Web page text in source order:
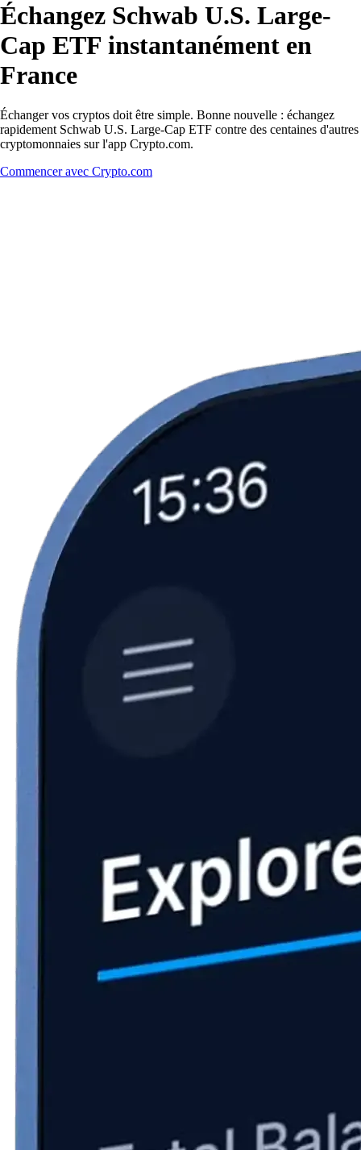
Échangez Schwab U.S. Large-
Cap ETF instantanément en
France
Échanger vos cryptos doit être simple. Bonne nouvelle : échangez
rapidement Schwab U.S. Large-Cap ETF contre des centaines d'autres
cryptomonnaies sur l'app Crypto.com.
Commencer avec Crypto.com